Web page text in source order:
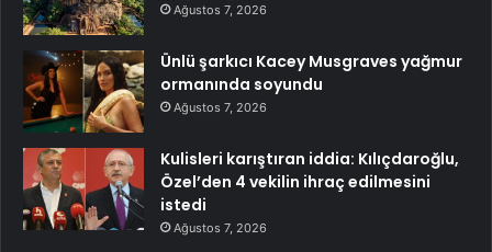
Ağustos 7, 2026
Ünlü şarkıcı Kacey Musgraves yağmur
ormanında soyundu
Ağustos 7, 2026
Kulisleri karıştıran iddia: Kılıçdaroğlu,
Özel’den 4 vekilin ihraç edilmesini
istedi
Ağustos 7, 2026